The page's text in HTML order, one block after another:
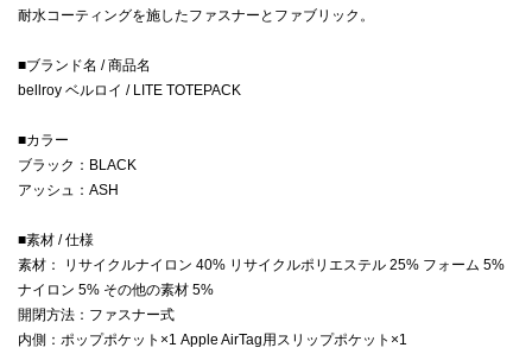
耐水コーティングを施したファスナーとファブリック。
■ブランド名 / 商品名
bellroy ベルロイ / LITE TOTEPACK
■カラー
ブラック：BLACK
アッシュ：ASH
■素材 / 仕様
素材： リサイクルナイロン 40% リサイクルポリエステル 25% フォーム 5%
ナイロン 5% その他の素材 5%
開閉方法：ファスナー式
内側：ポップポケット×1 Apple AirTag用スリップポケット×1